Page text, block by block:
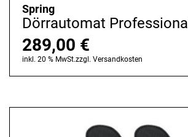
Spring
Dörrautomat Professional
289,00 €
inkl. 20 % MwSt.zzgl. Versandkosten